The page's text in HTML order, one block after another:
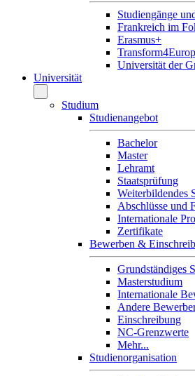
Studiengänge
Frankreich im
Erasmus+
Universität der
Universität
Studium
Studienangebot
Bachelor
Master
Lehramt
Staatsprüfung
Weiterbildendes
Abschlüsse und
Internationale
Zertifikate
Bewerben &
Grundständiges
Masterstudium
Internationale
Andere
Einschreibung
NC-Grenzwerte
Mehr...
Studienorganisation